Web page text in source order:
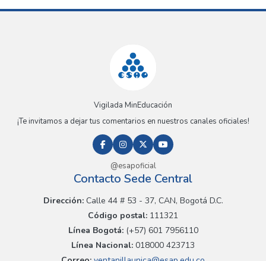
Vigilada MinEducación
¡Te invitamos a dejar tus comentarios en nuestros canales oficiales!
@esapoficial
Contacto Sede Central
Dirección:Calle 44 # 53 - 37, CAN, Bogotá D.C.
Código postal: 111321
Línea Bogotá:(+57) 601 7956110
Línea Nacional: 018000 423713